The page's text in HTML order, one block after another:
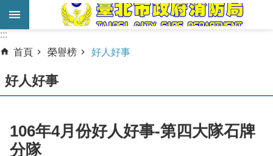
跳到主要內容區塊
進
搜
尋
業
務
服
:::
:::
首頁
榮譽榜 好人好事
好人好事
106年4月份好人好事-第四大隊石牌
分隊